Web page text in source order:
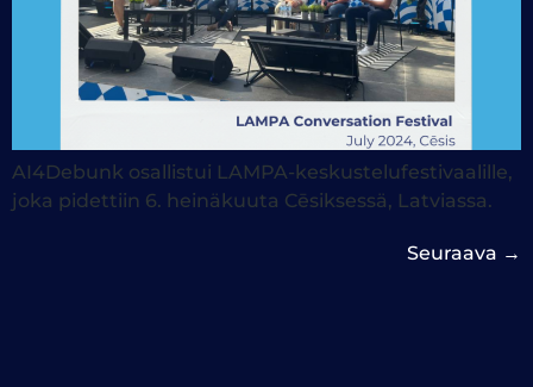
AI4Debunk osallistui LAMPA-keskustelufestivaalille,
joka pidettiin 6. heinäkuuta Cēsiksessä, Latviassa.
Seuraava →